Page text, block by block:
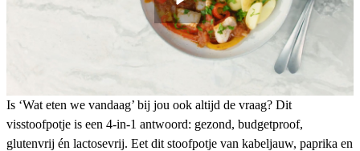
Is ‘Wat eten we vandaag’ bij jou ook altijd de vraag? Dit
visstoofpotje is een 4-in-1 antwoord: gezond, budgetproof,
glutenvrij én lactosevrij. Eet dit stoofpotje van kabeljauw, paprika en